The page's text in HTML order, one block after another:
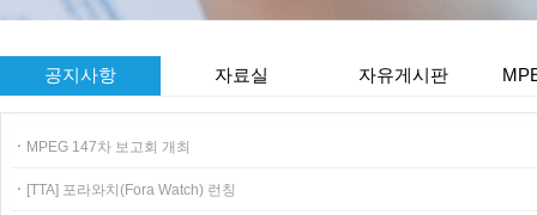
공지사항 자료실 자유게시판
ㆍ MPEG 147차 보고회 개최
ㆍ [TTA] 포라와치(Fora Watch) 런칭